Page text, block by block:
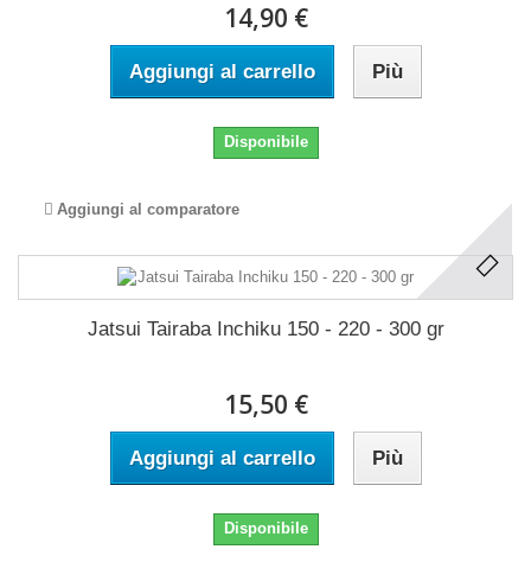
14,90 €
Aggiungi al carrello Più
Disponibile
Aggiungi al comparatore
Jatsui Tairaba Inchiku 150 - 220 - 300 gr
15,50 €
Aggiungi al carrello Più
Disponibile